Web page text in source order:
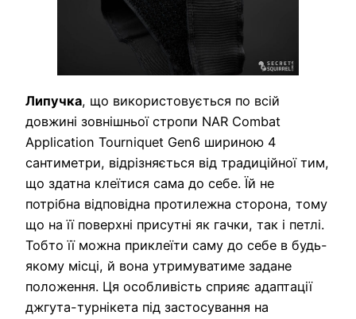
Липучка, що використовується по всій
довжині зовнішньої стропи NAR Combat
Application Tourniquet Gen6 шириною 4
сантиметри, відрізняється від традиційної тим,
що здатна клеїтися сама до себе. Їй не
потрібна відповідна протилежна сторона, тому
що на її поверхні присутні як гачки, так і петлі.
Тобто її можна приклеїти саму до себе в будь-
якому місці, й вона утримуватиме задане
положення. Ця особливість сприяє адаптації
джгута-турнікета під застосування на